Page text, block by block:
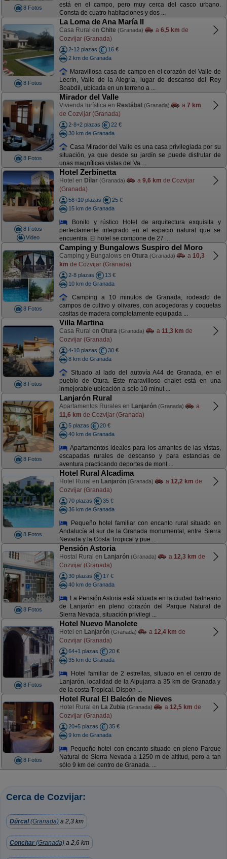
8 Fotos
está en el campo, pero muy cerca del casco urbano.
Consta de cuatro habitaciones y dos ...
8 Fotos
La Loma de Ana María II
Casa Rural en Chite (Granada) a 6,5 km de
Cozvijar (Granada)
2-12 plazas
16 €
2 km de Granada
Maravillosa casa de campo en el corazón del Valle de
Lecrín, Valle de la Alegría, lugar de descanso del Rey
Boabdil, ubicada en un terreno a ...
8 Fotos
Mirador del Valle
Vivienda turística en Restábal (Granada) a 7 km
de Cozvijar (Granada)
2-8+2 plazas
22 €
30 km de Granada
Casa Mirador del Valle es una casa privilegiada por su
situación, ya que desde su jardín se puede disfrutar de
unas magníficas vistas del Va ...
8 Fotos
Video
Hotel Zerbinetta
Hotel en Dílar (Granada) a 9,6 km de Cozvijar
(Granada)
58+10 plazas
25 €
15 km de Granada
Bonito y rústico Hotel de arquitectura exquisita y
perfectamente integrado en el espacio natural que se
encuentra. El hotel se compone de 27 ...
8 Fotos
Camping y Bungalows Suspiro del Moro
Camping y Bungalows en Otura (Granada) a 10,3
km de Cozvijar (Granada)
2-8 plazas
13 €
10 km de Granada
Camping a 10 minutos de Granada, rodeado de
campos de cultivo y olivares, con acogedoras y coquetas
casitas de madera completamente equipada ...
8 Fotos
Villa Martina
Casa Rural en Otura (Granada) a 11,3 km de
Cozvijar (Granada)
4-10 plazas
30 €
8 km de Granada
Situado al lado del autovía A44 de Granada, en el
pueblo de Otura. Este maravilloso chalet está en una
inmejorable ubicación a solo 10 minut ...
8 Fotos
Lanjarón Rural
Apartamentos Rurales en Lanjarón (Granada)
a
11,6 km de Cozvijar (Granada)
5 plazas
20 €
40 km de Granada
Apartamentos ideales para los amantes de las vistas,
escapadas rurales de descanso y para estancias de
aventura practicando deportes de mont ...
8 Fotos
Hotel Rural Alcadima
Hotel Rural en Lanjarón (Granada) a 12,2 km de
Cozvijar (Granada)
70 plazas
35 €
36 km de Granada
Pequeño hotel familiar con encanto rural situado en
Andalucía al sur de la Granada monumental, entre Sierra
Nevada y la Costa Tropical y pue ...
8 Fotos
Pensión Astoria
Hostal Rural en Lanjarón (Granada) a 12,3 km de
Cozvijar (Granada)
30 plazas
17 €
40 km de Granada
La Pensión Astoria está situada en la ciudad balneario
de Lanjarón en pleno corazón del Parque Natural de
Sierra Nevada, situación privilegi ...
8 Fotos
Hotel Nuevo Manolete
Hotel en Lanjarón (Granada) a 12,4 km de
Cozvijar (Granada)
64+1 plazas
20 €
35 km de Granada
Hotel familiar de 2 estrellas, situado en el centro de
Lanjarón, localidad de la Alpujarra a 35 km de Granada y
de la costa Tropical. Dispon ...
8 Fotos
Hotel Rural El Balcón de Nieves
Hotel Rural en La Zubia (Granada) a 12,5 km de
Cozvijar (Granada)
20+5 plazas
35 €
9 km de Granada
Pequeño hotel con encanto situado en pleno Parque
Natural de Sierra Nevada a 1250 m de altitud, pero a tan
sólo 9 km del centro de Granada. ...
Cerca de Cozvijar:
Dúrcal(Granada) a 2,3 km
Conchar (Granada) a 2,6 km